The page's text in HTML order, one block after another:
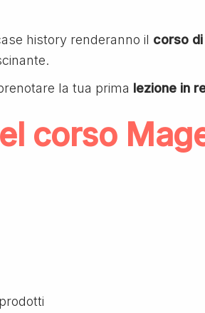
history renderanno il corso
la tua prima lezione in
corso